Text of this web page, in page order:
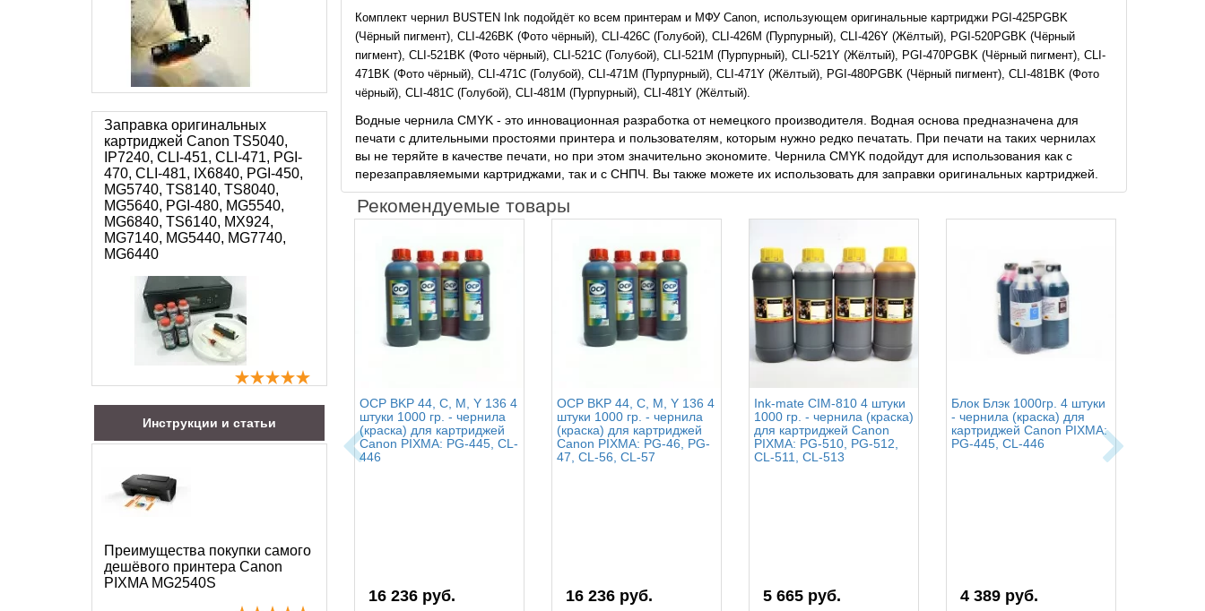
Заправка оригинальных
картриджей Canon TS5040,
IP7240, CLI-451, CLI-471, PGI-
470, CLI-481, IX6840, PGI-450,
MG5740, TS8140, TS8040,
MG5640, PGI-480, MG5540,
MG6840, TS6140, MX924,
MG7140, MG5440, MG7740,
MG6440
Инструкции и статьи
Преимущества покупки самого
дешёвого принтера Canon
PIXMA MG2540S
Комплект чернил BUSTEN Ink подойдёт ко всем принтерам и МФУ Canon, использующем оригинальные картриджи PGI-425PGBK
(Чёрный пигмент), CLI-426BK (Фото чёрный), CLI-426C (Голубой), CLI-426M (Пурпурный), CLI-426Y (Жёлтый), PGI-520PGBK (Чёрный
пигмент), CLI-521BK (Фото чёрный), CLI-521C (Голубой), CLI-521M (Пурпурный), CLI-521Y (Жёлтый), PGI-470PGBK (Чёрный пигмент), CLI-
471BK (Фото чёрный), CLI-471C (Голубой), CLI-471M (Пурпурный), CLI-471Y (Жёлтый), PGI-480PGBK (Чёрный пигмент), CLI-481BK (Фото
чёрный), CLI-481C (Голубой), CLI-481M (Пурпурный), CLI-481Y (Жёлтый).
Водные чернила CMYK - это инновационная разработка от немецкого производителя. Водная основа предназначена для
печати с длительными простоями принтера и пользователям, которым нужно редко печатать. При печати на таких чернилах
вы не теряйте в качестве печати, но при этом значительно экономите. Чернила CMYK подойдут для использования как с
перезаправляемыми картриджами, так и с СНПЧ. Вы также можете их использовать для заправки оригинальных картриджей.
Рекомендуемые товары
OCP BKP 44, C, M, Y 136 4
штуки 1000 гр. - чернила
(краска) для картриджей
Canon PIXMA: PG-445, CL-
446
16 236 руб.
OCP BKP 44, C, M, Y 136 4
штуки 1000 гр. - чернила
(краска) для картриджей
Canon PIXMA: PG-46, PG-
47, CL-56, CL-57
16 236 руб.
Ink-mate CIM-810 4 штуки
1000 гр. - чернила (краска)
для картриджей Canon
PIXMA: PG-510, PG-512,
CL-511, CL-513
5 665 руб.
Блок Блэк 1000гр. 4 штуки
- чернила (краска) для
картриджей Canon PIXMA:
PG-445, CL-446
4 389 руб.